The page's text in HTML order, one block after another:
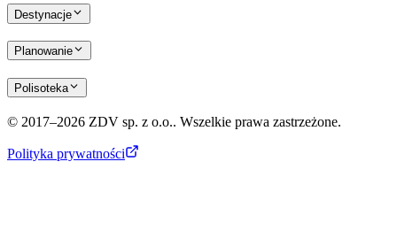
Destynacje
Planowanie
Polisoteka
© 2017–2026 ZDV sp. z o.o.. Wszelkie prawa zastrzeżone.
Polityka prywatności